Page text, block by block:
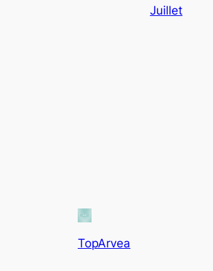
Juillet
TopArvea